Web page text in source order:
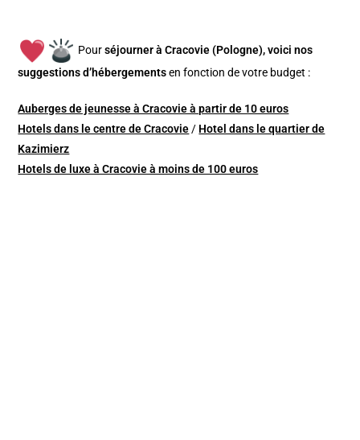
Pourséjourner à Cracovie (Pologne), voici nos
suggestions d’hébergements en fonction de votre budget :
Auberges de jeunesse à Cracovie à partir de 10 euros
Hotels dans le centre de Cracovie / Hotel dans le quartier de
Kazimierz
Hotels de luxe à Cracovie à moins de 100 euros